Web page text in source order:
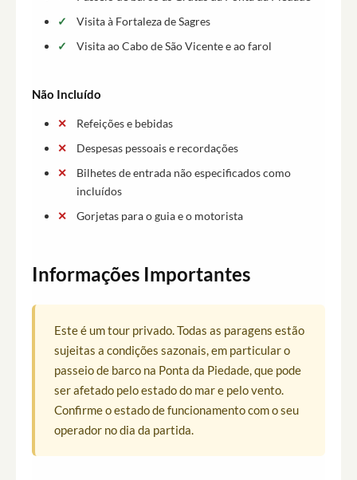
Visita à Fortaleza de Sagres
Visita ao Cabo de São Vicente e ao farol
Não Incluído
Refeições e bebidas
Despesas pessoais e recordações
Bilhetes de entrada não especificados como
incluídos
Gorjetas para o guia e o motorista
Informações Importantes
Este é um tour privado. Todas as paragens estão
sujeitas a condições sazonais, em particular o
passeio de barco na Ponta da Piedade, que pode
ser afetado pelo estado do mar e pelo vento.
Confirme o estado de funcionamento com o seu
operador no dia da partida.